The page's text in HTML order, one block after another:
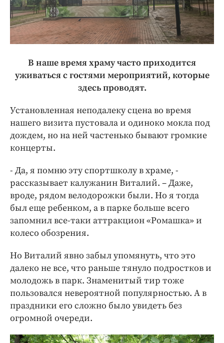
В наше время храму часто приходится
уживаться с гостями мероприятий, которые
здесь проводят.
Установленная неподалеку сцена во время
нашего визита пустовала и одиноко мокла под
дождем, но на ней частенько бывают громкие
концерты.
- Да, я помню эту спортшколу в храме, -
рассказывает калужанин Виталий. – Даже,
вроде, рядом велодорожки были. Но я тогда
был еще ребенком, а в парке больше всего
запомнил все-таки аттракцион «Ромашка» и
колесо обозрения.
Но Виталий явно забыл упомянуть, что это
далеко не все, что раньше тянуло подростков и
молодожь в парк. Знаменитый тир тоже
пользовался невероятной популярностью. А в
праздники его сложно было увидеть без
огромной очереди.